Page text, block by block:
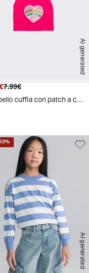
AI generated
Prezzo attuale
Prezzo originale
7.99€
Cappello cuffia con patch a cuore - Fuxia
AI generated
%